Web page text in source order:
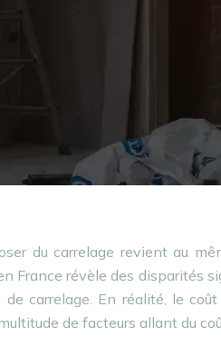
du carrelage revient au
France révèle des disparités
carrelage. En réalité, le
de facteurs allant du